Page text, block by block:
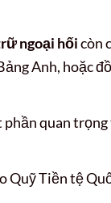
ngoại hốicòn
Anh, hoặc
phần quan
Quỹ Tiền tệ